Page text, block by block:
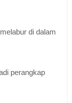
di dalam
perangkap